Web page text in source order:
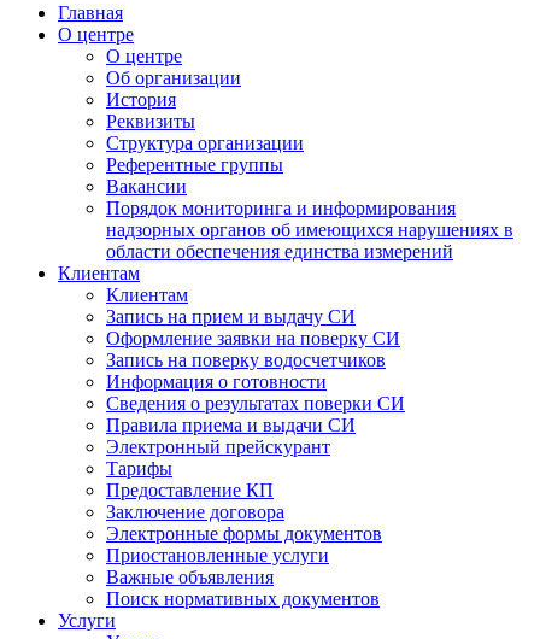
Главная
О центре
О центре
Об организации
История
Реквизиты
Структура организации
Референтные группы
Вакансии
Порядок мониторинга и информирования
надзорных органов об имеющихся нарушениях в
области обеспечения единства измерений
Клиентам
Клиентам
Запись на прием и выдачу СИ
Оформление заявки на поверку СИ
Запись на поверку водосчетчиков
Информация о готовности
Сведения о результатах поверки СИ
Правила приема и выдачи СИ
Электронный прейскурант
Тарифы
Предоставление КП
Заключение договора
Электронные формы документов
Приостановленные услуги
Важные объявления
Поиск нормативных документов
Услуги